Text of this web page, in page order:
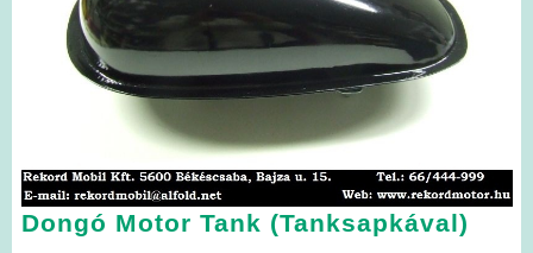
Dongó Motor Tank (Tanksapkával)